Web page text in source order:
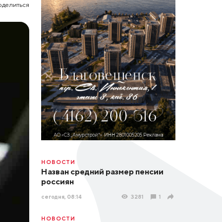
НОВОСТИ
Назван средний размер пенсии
россиян
сегодня, 08:14 3281 1
НОВОСТИ